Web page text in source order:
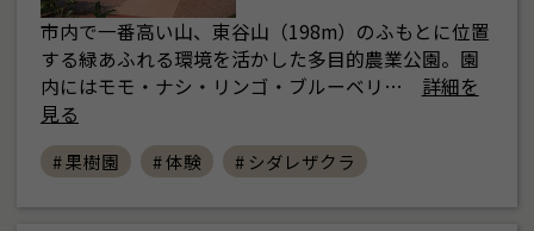
市内で一番高い山、東谷山（198m）のふもとに位置
する緑あふれる環境を活かした多目的農業公園。園
内にはモモ・ナシ・リンゴ・ブルーベリ…
詳細を
見る
# 果樹園 # 体験 # シダレザクラ